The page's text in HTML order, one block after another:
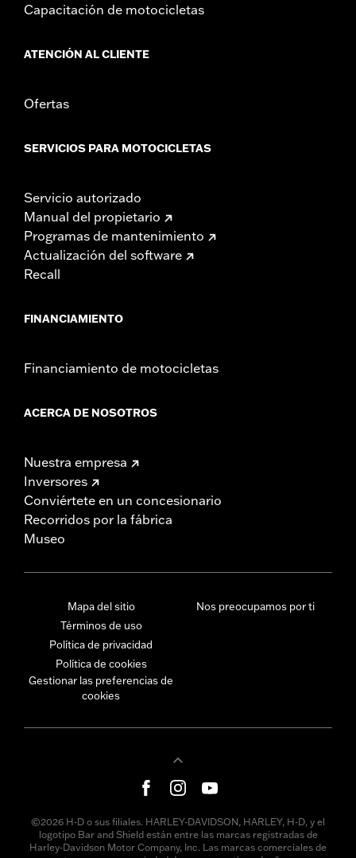
Capacitación de motocicletas
ATENCIÓN AL CLIENTE
Ofertas
SERVICIOS PARA MOTOCICLETAS
Servicio autorizado
Manual del propietario
Programas de mantenimiento
Actualización del software
Recall
FINANCIAMIENTO
Financiamiento de motocicletas
ACERCA DE NOSOTROS
Nuestra empresa
Inversores
Conviértete en un concesionario
Recorridos por la fábrica
Museo
Mapa del sitio
Términos de uso
Política de privacidad
Política de cookies
Gestionar las preferencias de
cookies
Nos preocupamos por ti
©2026 H-D o sus filiales. HARLEY-DAVIDSON, HARLEY, H-D, y el
logotipo Bar and Shield están entre las marcas registradas de
Harley-Davidson Motor Company, Inc. Las marcas comerciales de